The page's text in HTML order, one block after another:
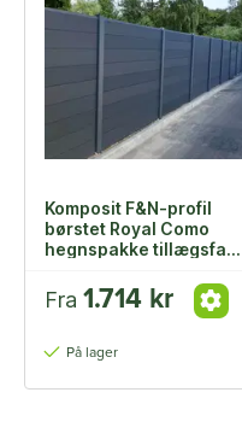
Komposit F&N-profil
børstet Royal Como
hegnspakke tillægsfag,
Fra 1.714 kr
På lager